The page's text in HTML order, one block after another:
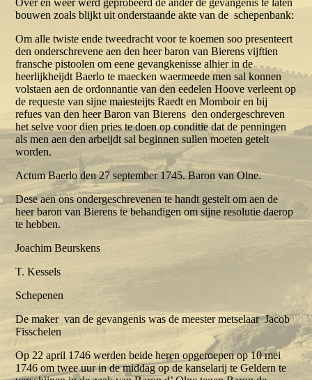
Over en weer werd geprobeerd de ander de gevangenis te laten
bouwen zoals blijkt uit onderstaande akte van de schepenbank:
Om alle twiste ende tweedracht voor te koemen soo presenteert
den onderschrevene aen den heer baron van Bierens vijftien
fransche pistoolen om eene gevangkenisse alhier in de
heerlijkheijdt Baerlo te maecken waermeede men sal konnen
volstaen aen de ordonnantie van den eedelen Hoove verleent op
de requeste van sijne maiesteijts Raedt en Momboir en bij
refues van den heer Baron van Bierens den ondergeschreven
het selve voor dien pries te doen op conditie dat de penningen
als men aen den arbeijdt sal beginnen sullen moeten getelt
worden.
Actum Baerlo den 27 september 1745. Baron van Olne.
Dese aen ons ondergeschrevenen te handt gestelt om aen de
heer baron van Bierens te behandigen om sijne resolutie daerop
te hebben.
Joachim Beurskens
T. Kessels
Schepenen
De maker van de gevangenis was de meester metselaar Jacob
Fisschelen
Op 22 april 1746 werden beide heren opgeroepen op 10 mei
1746 om twee uur in de middag op de kanselarij te Geldern te